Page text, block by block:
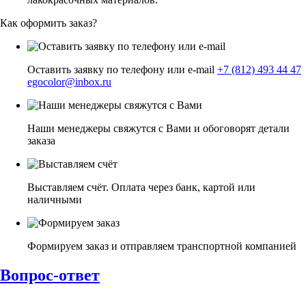
Как оформить заказ?
Оставить заявку по телефону или e-mail +7 (812) 493 44 47
egocolor@inbox.ru
Наши менеджеры свяжутся с Вами и обоговорят детали
заказа
Выставляем счёт. Оплата через банк, картой или
наличными
Формируем заказ и отправляем транспортной компанией
Вопрос-ответ